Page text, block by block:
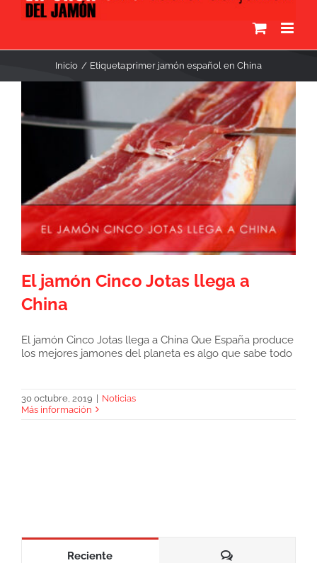
Inicio Etiqueta:primer jamón español en China
El jamón Cinco Jotas llega a
China
El jamón Cinco Jotas llega a China Que España produce
los mejores jamones del planeta es algo que sabe todo
30 octubre, 2019
Noticias
Más información
Reciente Comentarios